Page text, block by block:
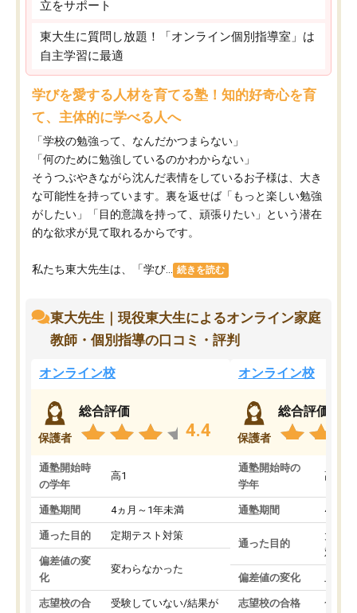
立をサポート
東大生に質問し放題！「オンライン個別指導室」は
自主学習に最適
学びを愛する人材を育てる塾！知的好奇心を育
て、主体的に学べる人へ
「学校の勉強って、なんだかつまらない」
「何のために勉強しているのかわからない」
そうつぶやきながら沈んだ表情をしているお子様は、大き
な可能性を持っています。裏を返せば「もっと楽しい勉強
がしたい」「目的意識を持って、頑張りたい」という潜在
的な欲求が見て取れるからです。
私たち東大先生は、「学び... 続きを読む
東大先生｜現役東大生によるオンライン家庭
教師・個別指導の口コミ・評判
オンライン校
保護者
総合評価
4.4
通塾開始時
の学年
高1
通塾期間 4ヵ月～1年未満
通った目的 定期テスト対策
偏差値の変
化
変わらなかった
志望校の合
受験していない/結果が
オンライン校
保護者
総合評価
通塾開始時の
学年
高3
通塾期間 4ヵ月
通った目的
大学
対策
偏差値の変化 上が
志望校の合格 合格